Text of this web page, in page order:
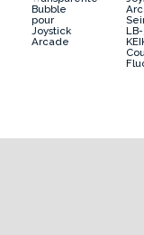
Bubble
pour
Joystick
Arcade